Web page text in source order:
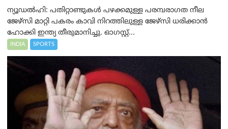
ന്യൂഡൽഹി: പതിറ്റാണ്ടുകൾ പഴക്കമുള്ള പരമ്പരാഗത നീല
ജേഴ്‌സി മാറ്റി പകരം കാവി നിറത്തിലുള്ള ജേഴ്‌സി ധരിക്കാൻ
ഹോക്കി ഇന്ത്യ തീരുമാനിച്ചു. ഓഗസ്റ്റ്...
INDIA SPORTS